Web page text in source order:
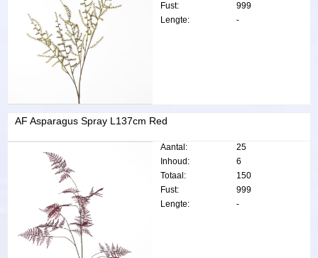
Fust:
999
Lengte:
-
AF Asparagus Spray L137cm Red
Aantal:
25
Inhoud:
6
Totaal:
150
Fust:
999
Lengte:
-